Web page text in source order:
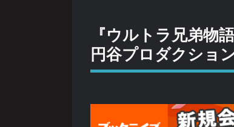
『ウルトラ兄弟物
円谷プロダクショ